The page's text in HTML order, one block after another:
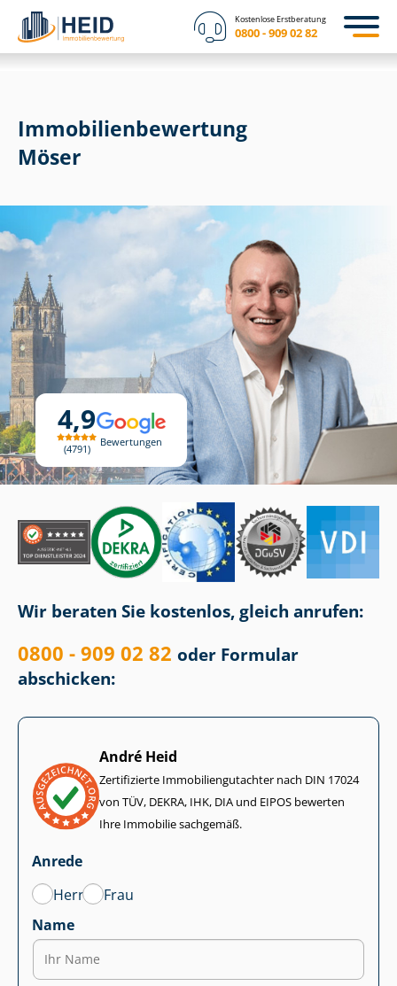
Kostenlose Erstberatung
0800 - 909 02 82
4,9
4791
Bewertungen
Immobilien­bewertung
Möser
Wir beraten Sie kostenlos, gleich anrufen:
0800 - 909 02 82 oder Formular
abschicken:
André Heid
Zertifizierte Im­mo­bi­li­en­gut­ach­ter nach DIN 17024
von TÜV, DEKRA, IHK, DIA und EIPOS bewerten
Ihre Immobilie sachgemäß.
Anrede
Herr
Frau
Name